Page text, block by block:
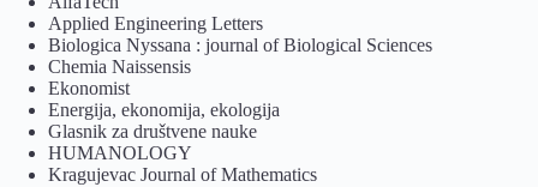
Applied Engineering Letters
Biologica Nyssana : journal of Biological Sciences
Chemia Naissensis
Ekonomist
Energija, ekonomija, ekologija
Glasnik za društvene nauke
HUMANOLOGY
Kragujevac Journal of Mathematics